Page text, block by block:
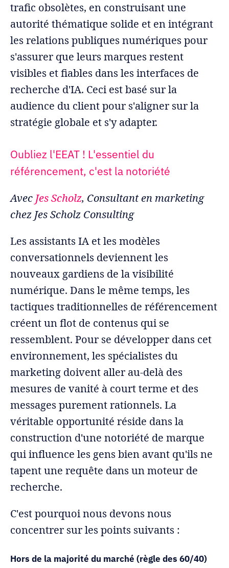
trafic obsolètes, en construisant une
autorité thématique solide et en intégrant
les relations publiques numériques pour
s'assurer que leurs marques restent
visibles et fiables dans les interfaces de
recherche d'IA. Ceci est basé sur la
audience du client pour s'aligner sur la
stratégie globale et s'y adapter.
Oubliez l'EEAT ! L'essentiel du
référencement, c'est la notoriété
Avec Jes Scholz, Consultant en marketing
chez Jes Scholz Consulting
Les assistants IA et les modèles
conversationnels deviennent les
nouveaux gardiens de la visibilité
numérique. Dans le même temps, les
tactiques traditionnelles de référencement
créent un flot de contenus qui se
ressemblent. Pour se développer dans cet
environnement, les spécialistes du
marketing doivent aller au-delà des
mesures de vanité à court terme et des
messages purement rationnels. La
véritable opportunité réside dans la
construction d'une notoriété de marque
qui influence les gens bien avant qu'ils ne
tapent une requête dans un moteur de
recherche.
C'est pourquoi nous devons nous
concentrer sur les points suivants :
Hors de la majorité du marché (règle des 60/40)